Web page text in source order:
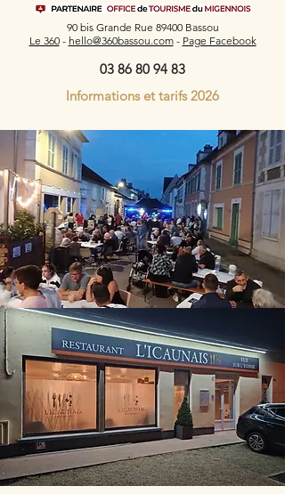
90 bis Grande Rue 89400 Bassou
Le 360- hello@360bassou.com- Page Facebook
03 86 80 94 83
Informations et tarifs 2026